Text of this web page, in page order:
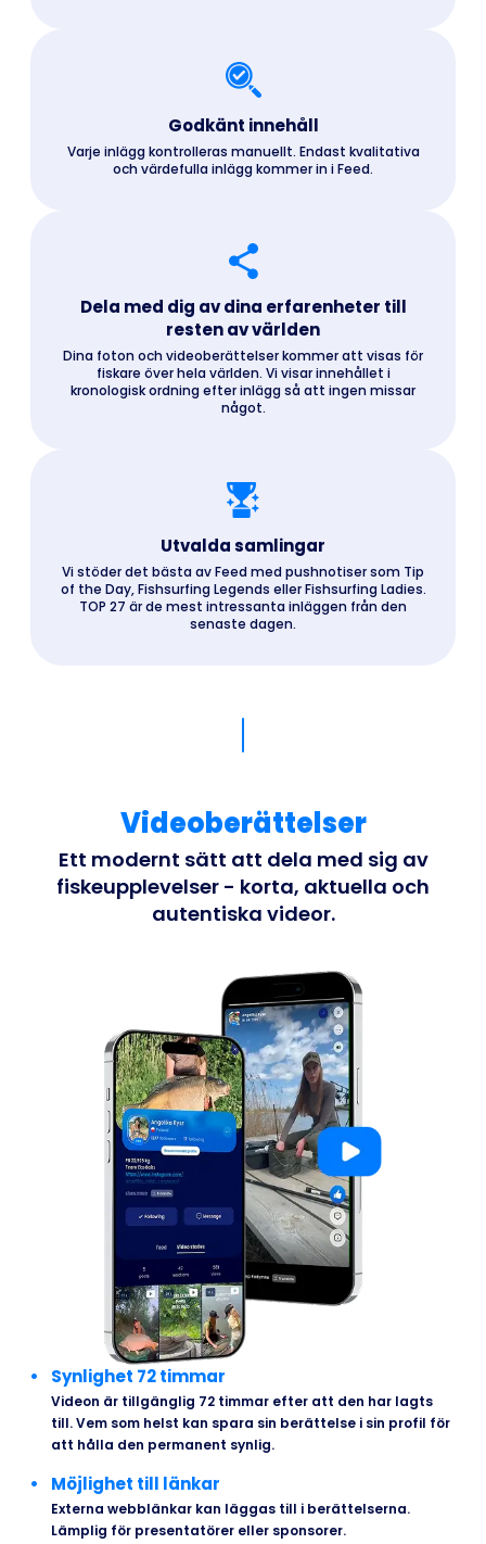
Godkänt innehåll
Varje inlägg kontrolleras manuellt. Endast kvalitativa
och värdefulla inlägg kommer in i Feed.
Dela med dig av dina erfarenheter till
resten av världen
Dina foton och videoberättelser kommer att visas för
fiskare över hela världen. Vi visar innehållet i
kronologisk ordning efter inlägg så att ingen missar
något.
Utvalda samlingar
Vi stöder det bästa av Feed med pushnotiser som Tip
of the Day, Fishsurfing Legends eller Fishsurfing Ladies.
TOP 27 är de mest intressanta inläggen från den
senaste dagen.
Videoberättelser
Ett modernt sätt att dela med sig av
fiskeupplevelser - korta, aktuella och
autentiska videor.
Synlighet 72 timmar
Videon är tillgänglig 72 timmar efter att den har lagts
till. Vem som helst kan spara sin berättelse i sin profil för
att hålla den permanent synlig.
Möjlighet till länkar
Externa webblänkar kan läggas till i berättelserna.
Lämplig för presentatörer eller sponsorer.